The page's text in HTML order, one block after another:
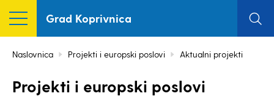
Grad Koprivnica
Naslovnica Projekti i europski poslovi Aktualni projekti
Projekti i europski poslovi